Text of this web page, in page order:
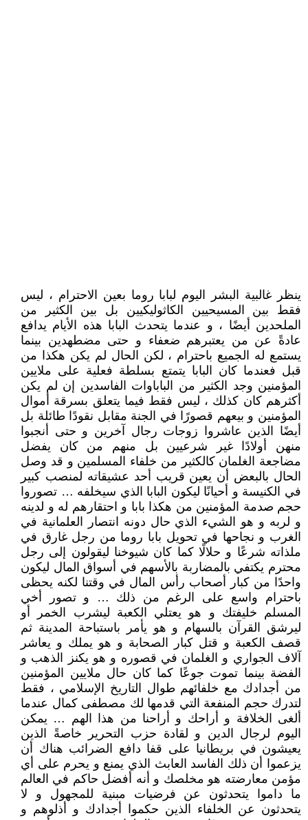
ينظر غالبية البشر اليوم لبابا روما بعين الاحترام ، ليس
فقط بين المسيحيين الكاثوليكيين بل بين الكثير من
الملحدين أيضًا ، و عندما يتحدث البابا هذه الأيام يدافع
عادةً عن من يعتبرهم ضعفاء و حتى مضطهدين بينما
يستمع له الجميع باحترام ، لكن الحال لم يكن هكذا من
قبل فعندما كان البابا يتمتع بسلطة فعلية على ملايين
المؤمنين وجد الكثير من الباباوات الفاسدين إن لم يكن
أكثرهم كان كذلك ، ليس فقط فيما يتعلق بسرقة أموال
المؤمنين و بيعهم قصورًا في الجنة مقابل نقودًا طائلة بل
أيضًا الذين عاشروا زوجات رجال آخرين و حتى أنجبوا
منهن أولادًا غير شرعيين بل منهم من كان يفضل
مضاجعة الغلمان كالكثير من خلفاء المسلمين و قد وصل
الحال بالبعض أن يعين قريب أحد عشيقاته لمنصب كبير
في الكنيسة و أحيانًا ليكون البابا الذي سيخلفه … تصوروا
حجم صدمة المؤمنين من هكذا بابا و احتقارهم له و لدينه
و لربه و هو الشيء الذي حال دونه انتصار العلمانية في
الغرب و نجاحها في تحويل بابا روما من رجل غارق في
ملذاته شرعًا و حلالًا كما كان شيوخنا ليقولون إلى رجل
محترم يكتفي بالمضاربة بالأسهم في أسواق المال ليكون
واحدًا من كبار أصحاب رأس المال في وقتنا لكنه يحظى
باحترام واسع على الرغم من ذلك … و تصور أخي
المسلم خليفتك و هو يعتلي الكعبة ليشرب الخمر أو
ليرشق القرآن بالسهام و هو يأمر باستباحة المدينة ثم
قصف الكعبة و قتل كبار الصحابة و هو يملك و يعاشر
آلاف الجواري و الغلمان في قصوره و هو يكنز الذهب و
الفضة بينما تموت جوعًا كما كان حال ملايين المؤمنين
من أجدادك مع خلفائهم طوال التاريخ الإسلامي ، فقط
لتدرك حجم المنفعة التي قدمها لك مصطفى كمال عندما
ألغى الخلافة و أراحك و أراحنا من هذا الهم … يمكن
اليوم لرجال الدين و لقادة حزب التحرير خاصةً الذين
يعيشون في بريطانيا على قفا دافع الضرائب هناك أن
يزعموا أن ذلك الفاسد العابث الذي يمنع و يحرم على أي
مؤمن معارضته هو مخلصك و أنه أفضل حاكم في العالم
ما داموا يتحدثون عن فرضيات مبنية للمجهول و لا
يتحدثون عن الخلفاء الذين حكموا أجدادك و أذلوهم و